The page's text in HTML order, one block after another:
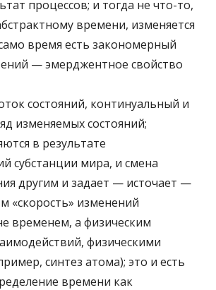
процессов; и тогда не что-то,
времени, изменяется
время есть закономерный
— эмерджентное свойство
состояний, континуальный и
изменяемых состояний;
в результате
субстанции мира, и смена
другим и задает — источает —
«скорость» изменений
временем, а физическим
физическими
синтез атома); это и есть
времени как